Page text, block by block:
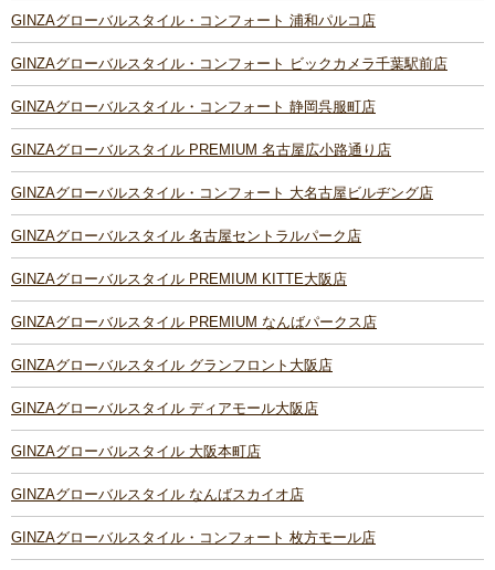
GINZAグローバルスタイル・コンフォート 浦和パルコ店
GINZAグローバルスタイル・コンフォート ビックカメラ千葉駅前店
GINZAグローバルスタイル・コンフォート 静岡呉服町店
GINZAグローバルスタイル PREMIUM 名古屋広小路通り店
GINZAグローバルスタイル・コンフォート 大名古屋ビルヂング店
GINZAグローバルスタイル 名古屋セントラルパーク店
GINZAグローバルスタイル PREMIUM KITTE大阪店
GINZAグローバルスタイル PREMIUM なんばパークス店
GINZAグローバルスタイル グランフロント大阪店
GINZAグローバルスタイル ディアモール大阪店
GINZAグローバルスタイル 大阪本町店
GINZAグローバルスタイル なんばスカイオ店
GINZAグローバルスタイル・コンフォート 枚方モール店